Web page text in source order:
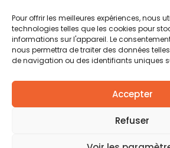
Pour offrir les meilleures expériences, nous
technologies telles que les cookies pour
informations sur l'appareil. Le
nous permettra de traiter des données
de navigation ou des identifiants uniques
Accepter
Refuser
Adresse
Code postal*